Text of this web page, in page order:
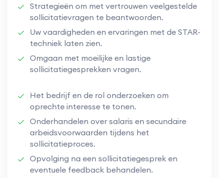
Strategieën om met vertrouwen veelgestelde
sollicitatievragen te beantwoorden.
Uw vaardigheden en ervaringen met de STAR-
techniek laten zien.
Omgaan met moeilijke en lastige
sollicitatiegesprekken vragen.
Het bedrijf en de rol onderzoeken om
oprechte interesse te tonen.
Onderhandelen over salaris en secundaire
arbeidsvoorwaarden tijdens het
sollicitatieproces.
Opvolging na een sollicitatiegesprek en
eventuele feedback behandelen.